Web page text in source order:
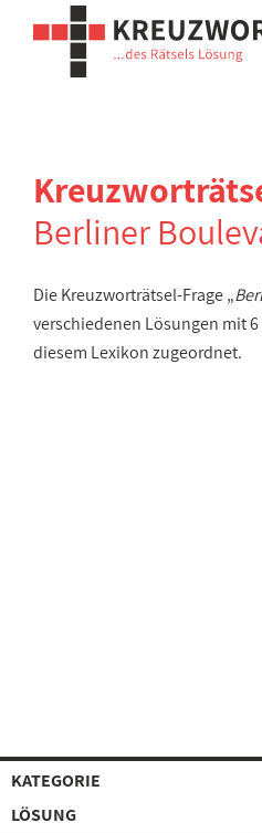
Berliner
Die Kreuzworträtsel-Frage „
verschiedenen Lösungen mit
diesem Lexikon zugeordnet.
KATEGORIE
LÖSUNG